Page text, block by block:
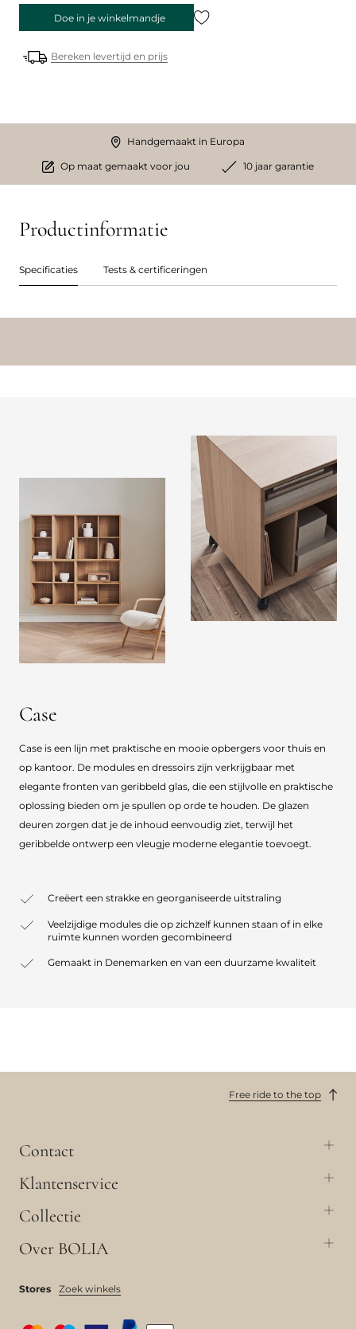
Doe in je winkelmandje
Bereken levertijd en prijs
Handgemaakt in Europa
Op maat gemaakt voor jou 10 jaar garantie
Productinformatie
Specificaties Tests & certificeringen
Case
Case is een lijn met praktische en mooie opbergers voor thuis en
op kantoor. De modules en dressoirs zijn verkrijgbaar met
elegante fronten van geribbeld glas, die een stijlvolle en praktische
oplossing bieden om je spullen op orde te houden. De glazen
deuren zorgen dat je de inhoud eenvoudig ziet, terwijl het
geribbelde ontwerp een vleugje moderne elegantie toevoegt.
Creëert een strakke en georganiseerde uitstraling
Veelzijdige modules die op zichzelf kunnen staan of in elke
ruimte kunnen worden gecombineerd
Gemaakt in Denemarken en van een duurzame kwaliteit
Free ride to the top
Contact
Klantenservice
Collectie
Over BOLIA
Stores Zoek winkels